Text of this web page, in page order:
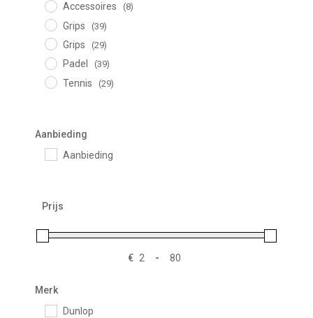
Accessoires
(8)
Grips (39)
Grips (29)
Padel (39)
Tennis (29)
Aanbieding
Aanbieding
Prijs
€ -
Merk
Dunlop